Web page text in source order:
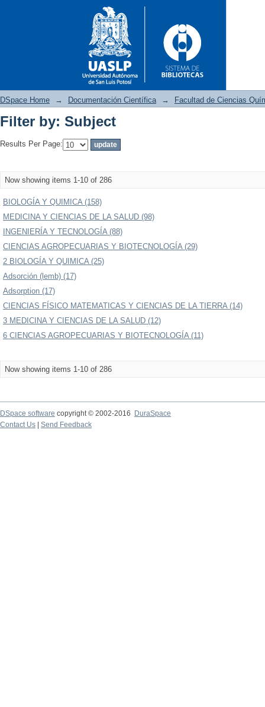
Filter by: Subject
DSpace Home → Documentación Científica → Facultad de Ciencias
Filter by: Subject
Results Per Page:
Now showing items 1-10 of 286
BIOLOGÍA Y QUIMICA (158)
MEDICINA Y CIENCIAS DE LA SALUD (98)
INGENIERÍA Y TECNOLOGÍA (88)
CIENCIAS AGROPECUARIAS Y BIOTECNOLOGÍA (29)
2 BIOLOGÍA Y QUIMICA (25)
Adsorción (lemb) (17)
Adsorption (17)
CIENCIAS FÍSICO MATEMATICAS Y CIENCIAS DE LA TIERRA (14)
3 MEDICINA Y CIENCIAS DE LA SALUD (12)
6 CIENCIAS AGROPECUARIAS Y BIOTECNOLOGÍA (11)
Now showing items 1-10 of 286
DSpace software copyright © 2002-2016
DuraSpace
Contact Us
Send Feedback